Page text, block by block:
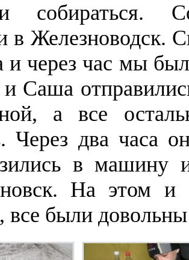
собираться.
в Железноводск.
и через час мы
Саша
а все
Через два часа
в машину
На этом и
все были